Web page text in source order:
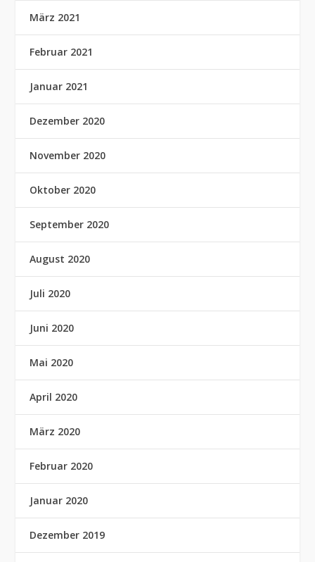
März 2021
Februar 2021
Januar 2021
Dezember 2020
November 2020
Oktober 2020
September 2020
August 2020
Juli 2020
Juni 2020
Mai 2020
April 2020
März 2020
Februar 2020
Januar 2020
Dezember 2019